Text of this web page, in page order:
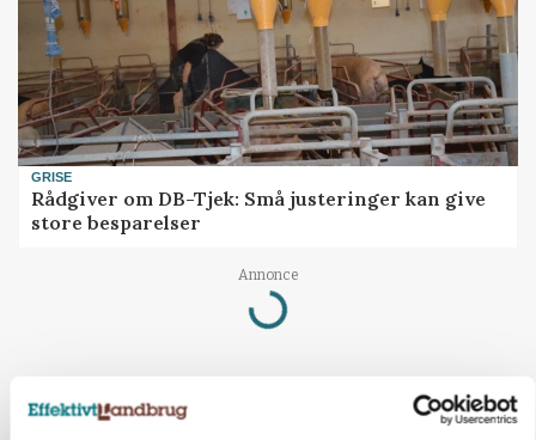
GRISE
Rådgiver om DB-Tjek: Små justeringer kan give
store besparelser
Annonce
Loading...